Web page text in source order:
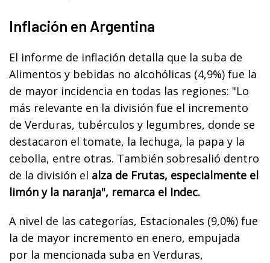
Inflación en Argentina
El informe de inflación detalla que la suba de
Alimentos y bebidas no alcohólicas (4,9%) fue la
de mayor incidencia en todas las regiones: "Lo
más relevante en la división fue el incremento
de Verduras, tubérculos y legumbres, donde se
destacaron el tomate, la lechuga, la papa y la
cebolla, entre otras. También sobresalió dentro
de la división el alza de Frutas, especialmente el
limón y la naranja", remarca el Indec.
A nivel de las categorías, Estacionales (9,0%) fue
la de mayor incremento en enero, empujada
por la mencionada suba en Verduras,